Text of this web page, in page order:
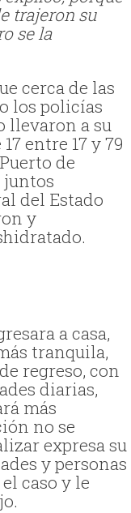
trajeron su
se la
cerca de las
los policías
llevaron a su
entre 17 y 79
de
juntos
del Estado
y
a casa,
tranquila,
regreso, con
diarias,
más
no se
expresa su
y personas
caso y le